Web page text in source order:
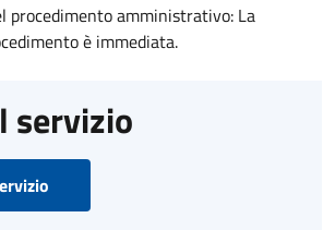
procedimento amministrativo: La
è immediata.
servizio